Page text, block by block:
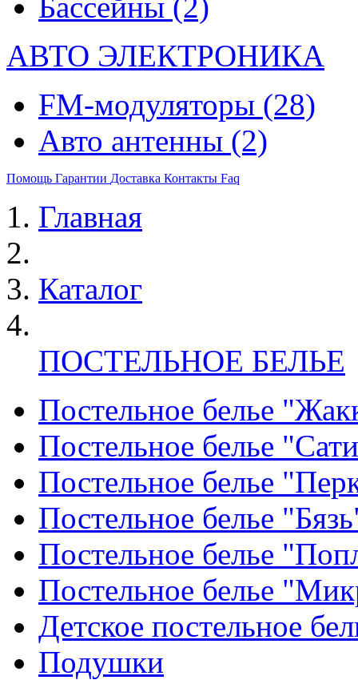
АВТО ЭЛЕКТРОНИКА
FM-модуляторы (28)
Авто антенны (2)
Помощь Гарантии Доставка Контакты Faq
Главная
Каталог
ПОСТЕЛЬНОЕ БЕЛЬЕ
Постельное белье
Постельное белье
Постельное белье
Постельное белье
Постельное белье
Постельное белье
Детское постельное
Подушки